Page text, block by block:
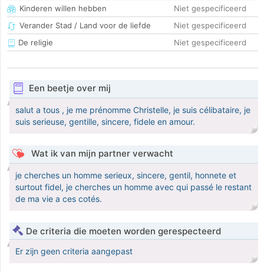
Kinderen willen hebben
Niet gespecificeerd
Verander Stad / Land voor de liefde
Niet gespecificeerd
De religie
Niet gespecificeerd
Een beetje over mij
salut a tous , je me prénomme Christelle, je suis célibataire, je
suis serieuse, gentille, sincere, fidele en amour.
Wat ik van mijn partner verwacht
je cherches un homme serieux, sincere, gentil, honnete et
surtout fidel, je cherches un homme avec qui passé le restant
de ma vie a ces cotés.
De criteria die moeten worden gerespecteerd
Er zijn geen criteria aangepast